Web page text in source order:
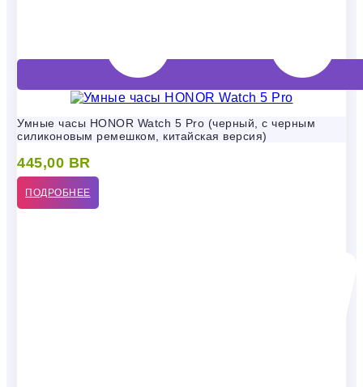
Умные часы HONOR Watch 5 Pro (черный, с черным
силиконовым ремешком, китайская версия)
445,00 BR
ПОДРОБНЕЕ